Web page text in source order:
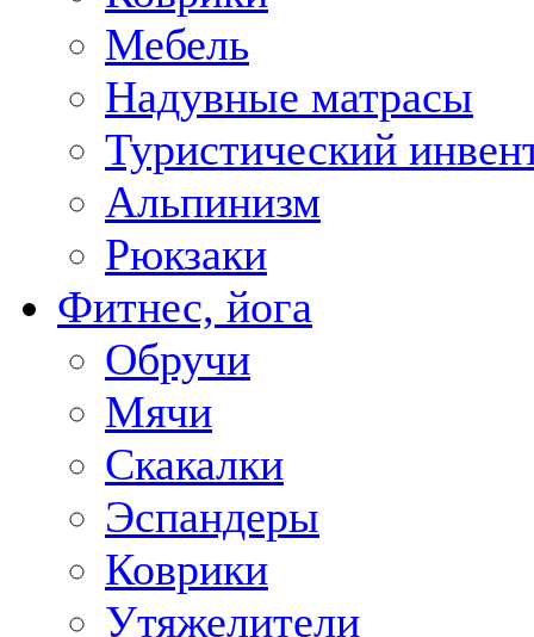
Мебель
Надувные матрасы
Туристический
Альпинизм
Рюкзаки
Фитнес, йога
Обручи
Мячи
Скакалки
Эспандеры
Коврики
Утяжелители